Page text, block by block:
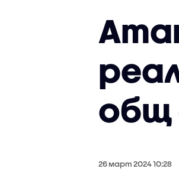
общ
26 март 2024 10:28